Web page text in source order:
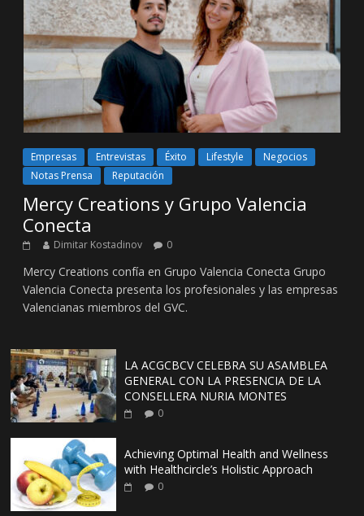
Empresas Entrevistas Éxito Lifestyle
Negocios
Notas Prensa
Reputación
Mercy Creations y Grupo Valencia
Conecta
Dimitar Kostadinov 0
Mercy Creations confía en Grupo Valencia Conecta Grupo
Valencia Conecta presenta los profesionales y las empresas
Valencianas miembros del GVC.
LA ACGCBCV CELEBRA SU ASAMBLEA
GENERAL CON LA PRESENCIA DE LA
CONSELLERA NURIA MONTES
0
Achieving Optimal Health and Wellness
with Healthcircle’s Holistic Approach
0